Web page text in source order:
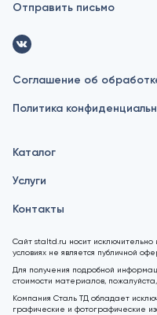
Отправить письмо
Соглашение об
Политика
Каталог
Услуги
Контакты
Сайт staltd.ru носит
условиях не является публичной
Для получения подробной
стоимости материалов,
Компания Сталь ТД обладает
графические и фотографические